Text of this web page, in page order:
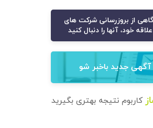
از بروزرسانی شرکت های
خود، آنها را دنبال کنید
آگهی‌ جدید باخبر شو
کاربوم نتیجه بهتری بگیرید